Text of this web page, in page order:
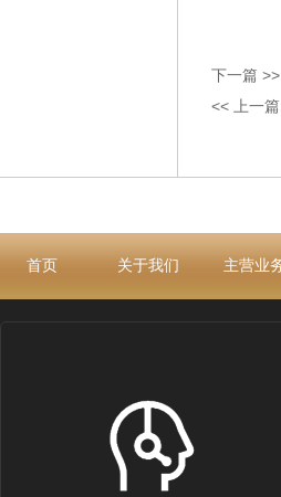
下一篇
<< 上一
首页 关于我们 主营业